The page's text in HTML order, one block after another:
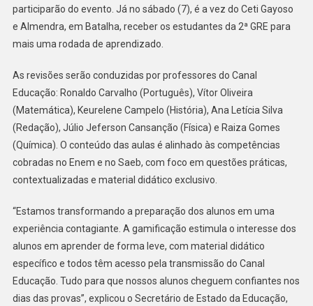
participarão do evento. Já no sábado (7), é a vez do Ceti Gayoso
e Almendra, em Batalha, receber os estudantes da 2ª GRE para
mais uma rodada de aprendizado.
As revisões serão conduzidas por professores do Canal
Educação: Ronaldo Carvalho (Português), Vítor Oliveira
(Matemática), Keurelene Campelo (História), Ana Letícia Silva
(Redação), Júlio Jeferson Cansanção (Física) e Raiza Gomes
(Química). O conteúdo das aulas é alinhado às competências
cobradas no Enem e no Saeb, com foco em questões práticas,
contextualizadas e material didático exclusivo.
“Estamos transformando a preparação dos alunos em uma
experiência contagiante. A gamificação estimula o interesse dos
alunos em aprender de forma leve, com material didático
específico e todos têm acesso pela transmissão do Canal
Educação. Tudo para que nossos alunos cheguem confiantes nos
dias das provas”, explicou o Secretário de Estado da Educação,